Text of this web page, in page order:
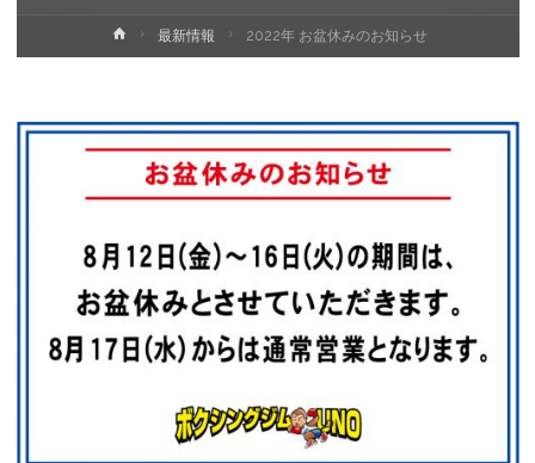
ホ
ー
最新情報 2022年 お盆休みのお知らせ